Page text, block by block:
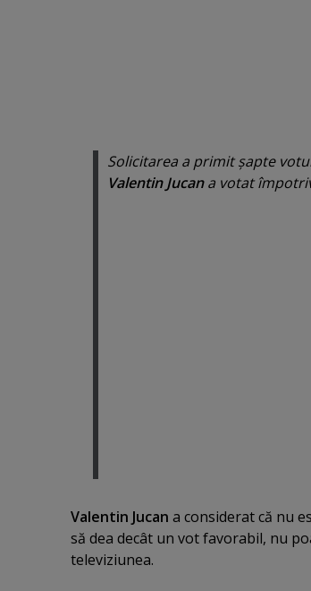
Solicitarea a primit şapte
Valentin Jucana votat
Valentin Jucan a considerat că nu
să dea decât un vot favorabil, nu
televiziunea.